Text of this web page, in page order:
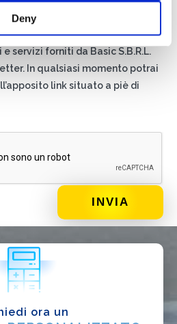
Deny
accetti di ricevere materiale
servizi forniti da Basic S.B.R.L.
In qualsiasi momento potrai
link situato a piè di
ora un
Installatore
Progettista
EPC